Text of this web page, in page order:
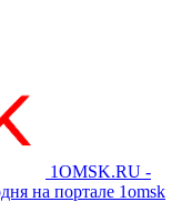
1OMSK.RU -
на портале 1omsk